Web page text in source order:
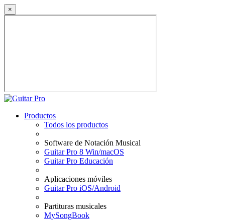
×
Productos
Todos los productos
Software de Notación Musical
Guitar Pro 8 Win/macOS
Guitar Pro Educación
Aplicaciones móviles
Guitar Pro iOS/Android
Partituras musicales
MySongBook